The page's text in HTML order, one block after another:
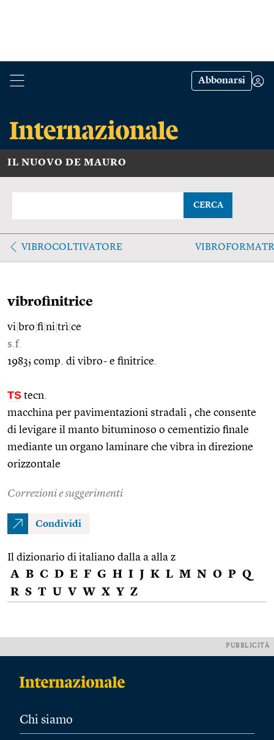
Abbonarsi
IL NUOVO DE MAURO
CERCA
VIBROCOLTIVATORE
vibrofinitrice
vi bro fi ni trì ce
s.f.
1983; comp. di vibro- e finitrice.
TS tecn.
macchina per pavimentazioni stradali , che consente
di levigare il manto bituminoso o cementizio finale
mediante un organo laminare che vibra in direzione
orizzontale
Correzioni e suggerimenti
Condividi
Il dizionario di italiano dalla a alla z
A B C D E F G H I J K L M N O P Q
R S T U V W X Y Z
PUBBLICITÀ
Chi siamo